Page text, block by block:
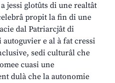
jessi glotûts di une realtât
propit la fin di une
dal Patriarcjât di
e al à fat cressi
sedi culturâl che
cuasi une
dulà che la autonomie